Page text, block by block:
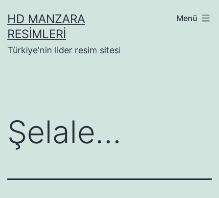
geçHD MANZARA
RESIMLERI
Türkiye'nin lider resim sitesi
Menü
Şelale…